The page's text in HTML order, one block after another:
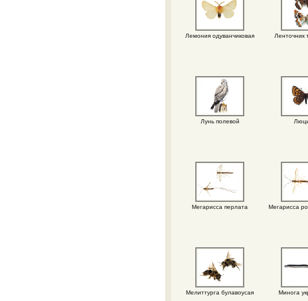
Лемония одуванчиковая Ленточник
Лунь полевой
Мегарисса перлата Мегарисса
Мелиттурга булавоусая Минога